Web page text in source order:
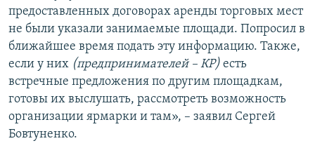
предоставленных договорах аренды торговых мест
не были указали занимаемые площади. Попросил в
ближайшее время подать эту информацию. Также,
если у них (предпринимателей – КР) есть
встречные предложения по другим площадкам,
готовы их выслушать, рассмотреть возможность
организации ярмарки и там», – заявил Сергей
Бовтуненко.